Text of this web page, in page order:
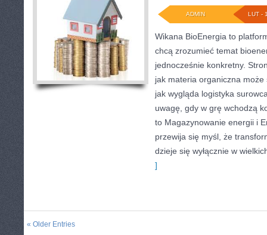
LUT -
ADMIN
Wikana BioEnergia to
chcą zrozumieć temat
jednocześnie konkretny.
jak materia organiczna
jak wygląda logistyka
uwagę, gdy w grę wchodzą
to Magazynowanie energii i
przewija się myśl, że
dzieje się wyłącznie w
]
« Older Entries